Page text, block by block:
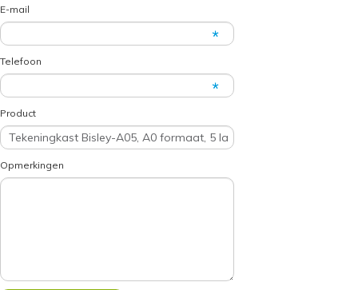
E-mail
Telefoon
Product
Opmerkingen